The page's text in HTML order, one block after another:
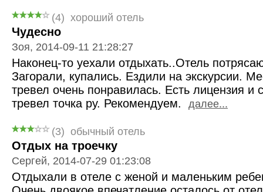
(4) хороший отель
Чудесно
Зоя, 2014-09-11 21:28:27
Наконец-то уехали отдыхать..Отель
Загорали, купались. Ездили на экскурсии.
тревел очень понравилась. Есть лицензия и
тревел точка ру. Рекомендуем. далее...
(3) обычный отель
Отдых на троечку
Сергей, 2014-07-29 01:23:08
Отдыхали в отеле с женой и маленьким